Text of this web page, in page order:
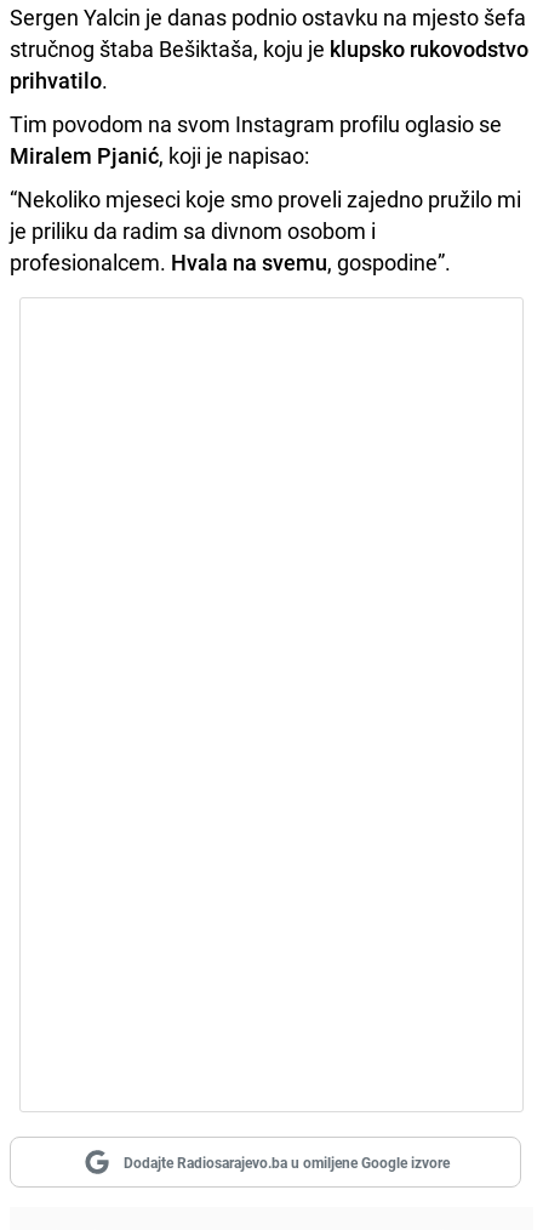
Sergen Yalcin je danas podnio ostavku na mjesto šefa
stručnog štaba Bešiktaša, koju je klupsko rukovodstvo
prihvatilo.
Tim povodom na svom Instagram profilu oglasio se
Miralem Pjanić, koji je napisao:
“Nekoliko mjeseci koje smo proveli zajedno pružilo mi
je priliku da radim sa divnom osobom i
profesionalcem. Hvala na svemu, gospodine”.
Dodajte Radiosarajevo.ba u omiljene Google izvore